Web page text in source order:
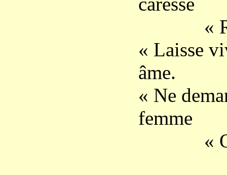
«
« Laisse
âme.
« Ne
femme
«